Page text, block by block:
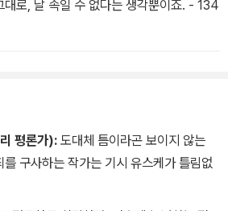
대로, 날 속일 수 없다는 생각뿐이죠. - 134
평론가): 도대체 틈이라곤 보이지 않는
구사하는 작가는 기시 유스케가 틀림없